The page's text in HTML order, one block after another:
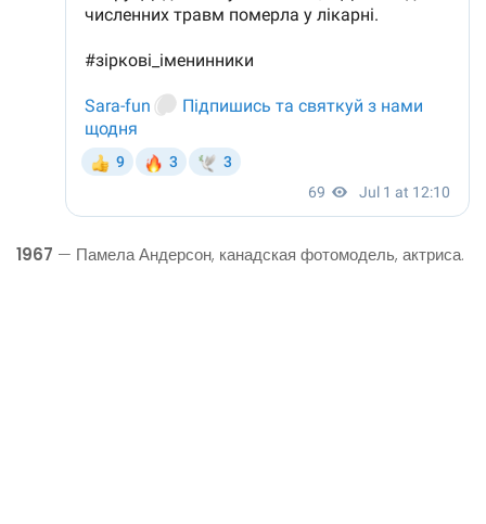
1967 — Памела Андерсон, канадская фотомодель, актриса.